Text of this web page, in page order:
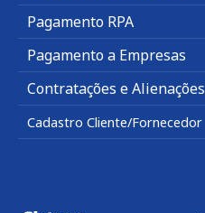
Pagamento RPA
Pagamento a Empresas
Contratações e Alienações
Cadastro Cliente/Fornecedor